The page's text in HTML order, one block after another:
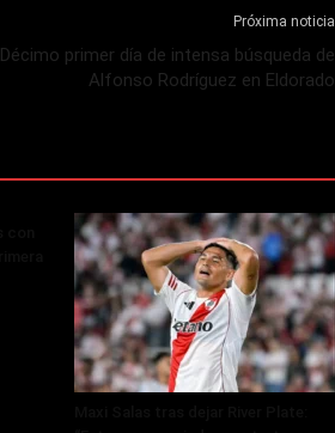
Próxima noticia
Décimo primer día de intensa búsqueda de
Alfonso Rodríguez en Eldorado